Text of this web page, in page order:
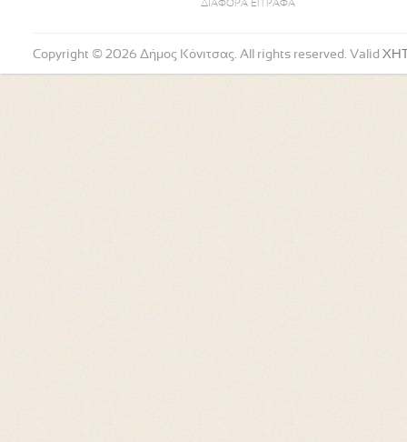
ΔΙΑΦΟΡΑ ΕΓΓΡΑΦΑ
Copyright © 2026 Δήμος Κόνιτσας. All rights reserved. Valid